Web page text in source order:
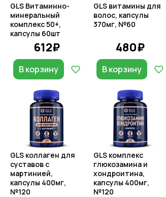
GLS Витаминно-
минеральный
комплекс 50+,
капсулы 60шт
612₽
В корзину
GLS витамины для
волос, капсулы
370мг, №60
480₽
В корзину
GLS коллаген для
суставов с
мартинией,
капсулы 400мг,
№120
GLS комплекс
глюкозамина и
хондроитина,
капсулы 400мг,
№120